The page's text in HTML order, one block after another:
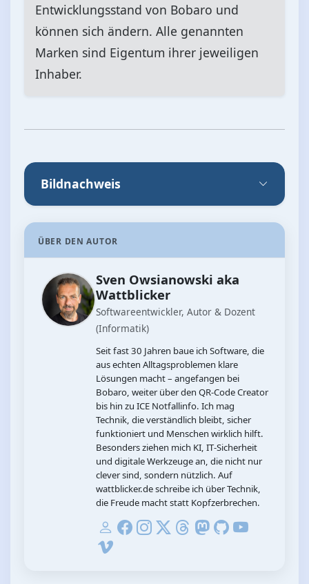
Entwicklungsstand von Bobaro und
können sich ändern. Alle genannten
Marken sind Eigentum ihrer jeweiligen
Inhaber.
Bildnachweis
ÜBER DEN AUTOR
Sven Owsianowski aka
Wattblicker
Softwareentwickler, Autor & Dozent
(Informatik)
Seit fast 30 Jahren baue ich Software, die
aus echten Alltagsproblemen klare
Lösungen macht – angefangen bei
Bobaro, weiter über den QR‑Code Creator
bis hin zu ICE Notfallinfo. Ich mag
Technik, die verständlich bleibt, sicher
funktioniert und Menschen wirklich hilft.
Besonders ziehen mich KI, IT‑Sicherheit
und digitale Werkzeuge an, die nicht nur
clever sind, sondern nützlich. Auf
wattblicker.de schreibe ich über Technik,
die Freude macht statt Kopfzerbrechen.